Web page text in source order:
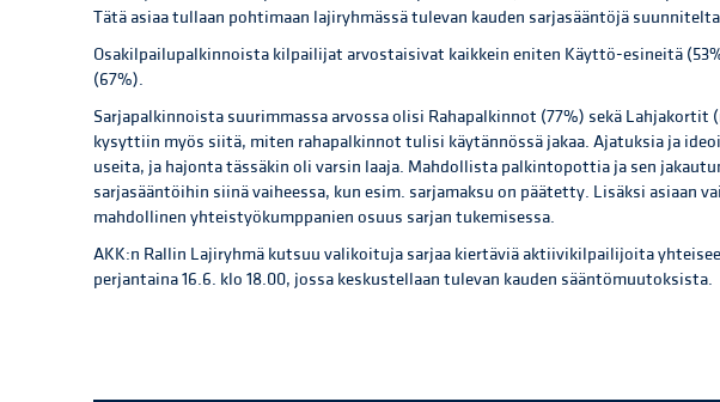
Tätä asiaa tullaan pohtimaan lajiryhmässä tulevan kauden sarjasääntöjä
Osakilpailupalkinnoista kilpailijat arvostaisivat kaikkein eniten Käyttö-esineitä
(67%).
Sarjapalkinnoista suurimmassa arvossa olisi Rahapalkinnot (77%) sekä Lahjakortit
kysyttiin myös siitä, miten rahapalkinnot tulisi käytännössä jakaa. Ajatuksia ja
useita, ja hajonta tässäkin oli varsin laaja. Mahdollista palkintopottia ja sen
sarjasääntöihin siinä vaiheessa, kun esim. sarjamaksu on päätetty. Lisäksi asiaan
mahdollinen yhteistyökumppanien osuus sarjan tukemisessa.
AKK:n Rallin Lajiryhmä kutsuu valikoituja sarjaa kiertäviä aktiivikilpailijoita
perjantaina 16.6. klo 18.00, jossa keskustellaan tulevan kauden sääntömuutoksista.